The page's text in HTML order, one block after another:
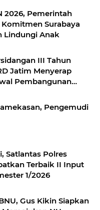
2026, Pemerintah
Surabaya
Lindungi Anak
III Tahun
Jatim Menyerap
Pembangunan
Pengemudi
Satlantas Polres
Terbaik II Input
1/2026
Gus Kikin Siapkan